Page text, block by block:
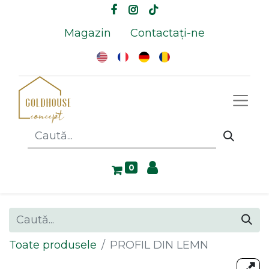
Magazin Contactați-ne
0
Toate produsele PROFIL DIN LEMN